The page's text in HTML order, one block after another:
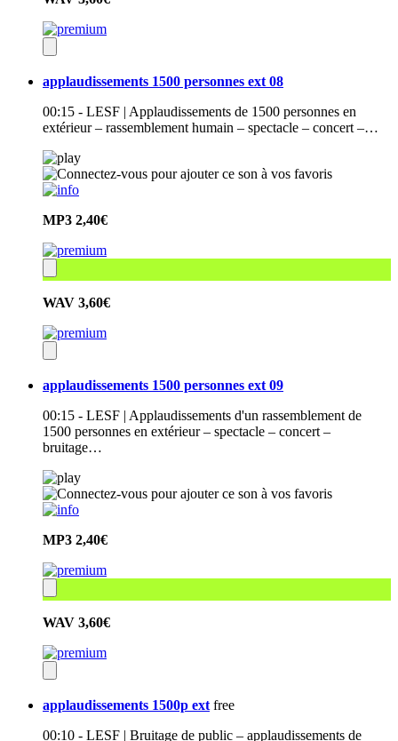
applaudissements 1500 personnes ext 08
00:15 - LESF | Applaudissements de 1500 personnes en
extérieur – rassemblement humain – spectacle – concert –…
MP3 2,40€
WAV 3,60€
applaudissements 1500 personnes ext 09
00:15 - LESF | Applaudissements d'un rassemblement de
1500 personnes en extérieur – spectacle – concert –
bruitage…
MP3 2,40€
WAV 3,60€
applaudissements 1500p ext free
00:10 - LESF | Bruitage de public – applaudissements de